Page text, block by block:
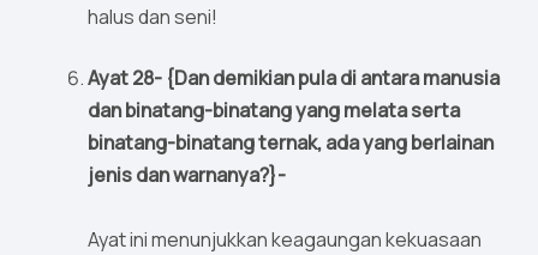
halus dan seni!
Ayat 28- {Dan demikian pula di antara manusia
dan binatang-binatang yang melata serta
binatang-binatang ternak, ada yang berlainan
jenis dan warnanya?}-
Ayat ini menunjukkan keagaungan kekuasaan